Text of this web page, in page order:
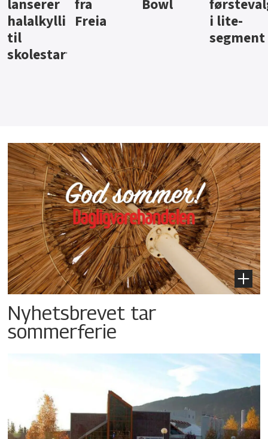
Bowl
førstevalg
i lite-
Berentsen
Hansa
Nyhetsbrevet tar
sommerferie